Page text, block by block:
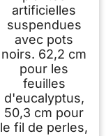
artificielles
suspendues
avec pots
noirs. 62,2 cm
pour les
feuilles
d'eucalyptus,
50,3 cm pour
le fil de perles,